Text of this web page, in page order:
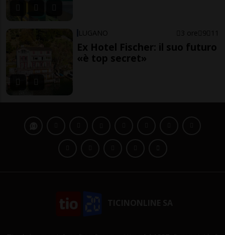
LUGANO 3 ore 9 11
Ex Hotel Fischer: il suo futuro
«è top secret»